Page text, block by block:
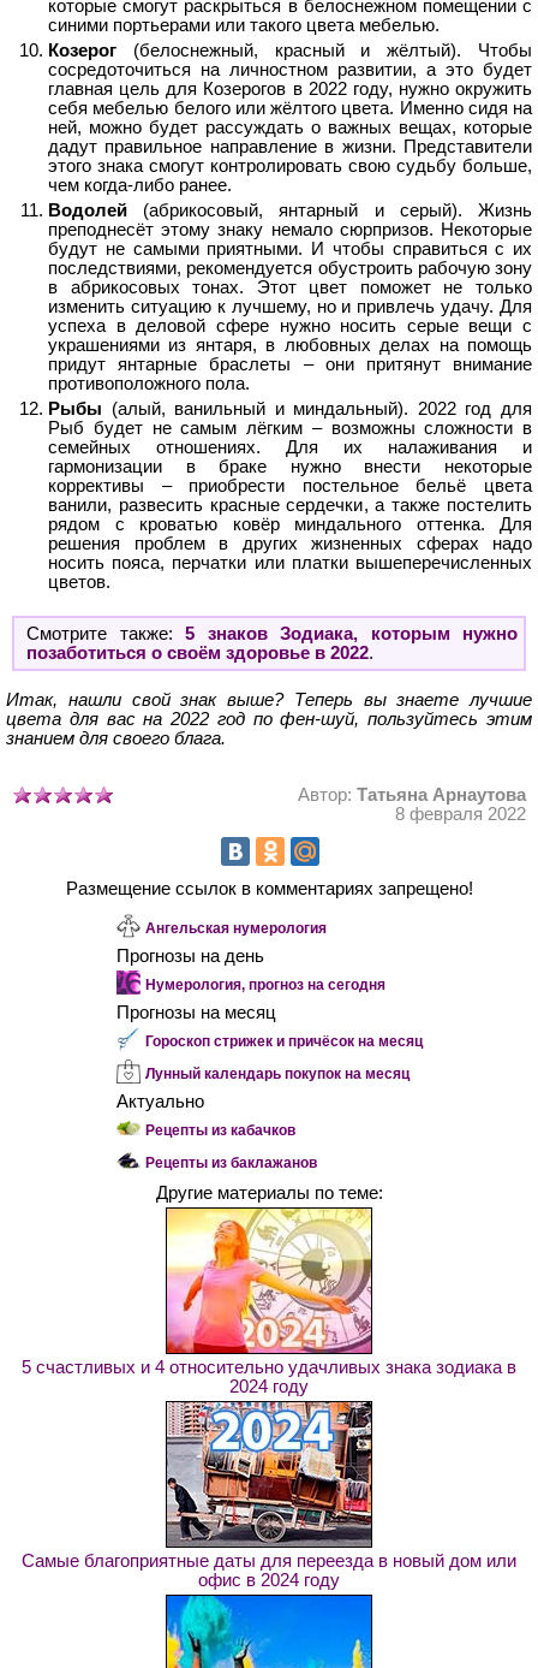
которые смогут раскрыться в белоснежном помещении с
синими портьерами или такого цвета мебелью.
Козерог (белоснежный, красный и жёлтый). Чтобы
сосредоточиться на личностном развитии, а это будет
главная цель для Козерогов в 2022 году, нужно окружить
себя мебелью белого или жёлтого цвета. Именно сидя на
ней, можно будет рассуждать о важных вещах, которые
дадут правильное направление в жизни. Представители
этого знака смогут контролировать свою судьбу больше,
чем когда-либо ранее.
Водолей (абрикосовый, янтарный и серый). Жизнь
преподнесёт этому знаку немало сюрпризов. Некоторые
будут не самыми приятными. И чтобы справиться с их
последствиями, рекомендуется обустроить рабочую зону
в абрикосовых тонах. Этот цвет поможет не только
изменить ситуацию к лучшему, но и привлечь удачу. Для
успеха в деловой сфере нужно носить серые вещи с
украшениями из янтаря, в любовных делах на помощь
придут янтарные браслеты – они притянут внимание
противоположного пола.
Рыбы (алый, ванильный и миндальный). 2022 год для
Рыб будет не самым лёгким – возможны сложности в
семейных отношениях. Для их налаживания и
гармонизации в браке нужно внести некоторые
коррективы – приобрести постельное бельё цвета
ванили, развесить красные сердечки, а также постелить
рядом с кроватью ковёр миндального оттенка. Для
решения проблем в других жизненных сферах надо
носить пояса, перчатки или платки вышеперечисленных
цветов.
Смотрите также: 5 знаков Зодиака, которым нужно
позаботиться о своём здоровье в 2022.
Итак, нашли свой знак выше? Теперь вы знаете лучшие
цвета для вас на 2022 год по фен-шуй, пользуйтесь этим
знанием для своего блага.
Автор: Татьяна Арнаутова
8 февраля 2022
Размещение ссылок в комментариях запрещено!
Ангельская нумерология
Прогнозы на день
Нумерология, прогноз на сегодня
Прогнозы на месяц
Гороскоп стрижек и причёсок на месяц
Лунный календарь покупок на месяц
Актуально
Рецепты из кабачков
Рецепты из баклажанов
Другие материалы по теме:
5 счастливых и 4 относительно удачливых знака зодиака в
2024 году
Самые благоприятные даты для переезда в новый дом или
офис в 2024 году